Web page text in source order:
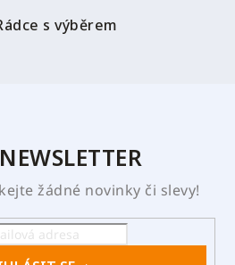
s výběrem
NEWSLETTER
žádné novinky či slevy!